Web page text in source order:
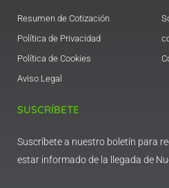
Resumen de Cotización
Política de Privacidad
Política de Cookies
Aviso Legal
SUSCRÍBETE
Suscríbete a nuestro boletín para
estar informado de la llegada de